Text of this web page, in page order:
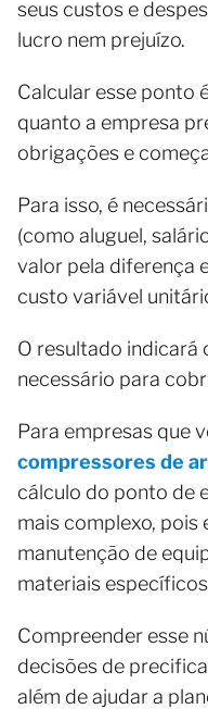
seus custos e
lucro nem prejuízo.
Calcular esse ponto
quanto a empresa
obrigações e
Para isso, é
(como aluguel,
valor pela diferença
custo variável
O resultado indicará
necessário para
Para empresas que
compressores de
cálculo do ponto de
mais complexo, pois
manutenção de
materiais
Compreender esse
decisões de
além de ajudar a